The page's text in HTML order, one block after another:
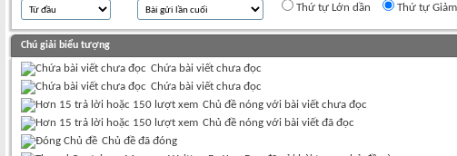
Thứ tự Lớn dần
Thứ tự
Chú giải biểu tượng
Chứa bài viết chưa đọc
Chứa bài viết chưa đọc
Chủ đề nóng với bài viết chưa đọc
Chủ đề nóng với bài viết đã đọc
Chủ đề đã đóng